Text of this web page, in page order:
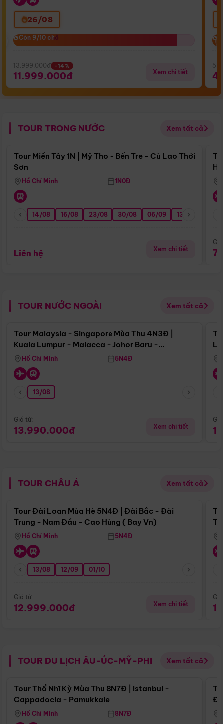
26/08
Còn 9/10 chỗ
Còn 9/10 chỗ
13.999.000đ -14%
11.999.000đ Xem chi tiết
TOUR TRONG NƯỚC Xem tất cả
Điểm nổi bật
Tour Miền Tây 1N | Mỹ Tho - Bến Tre - Cù Lao Thới
Sơn
Hồ Chí Minh 1N0Đ
14/08 16/08 23/08 30/08 06/09 13/09
Liên hệ Xem chi tiết
TOUR NƯỚC NGOÀI Xem tất cả
Điểm nổi bật
Tour Malaysia - Singapore Mùa Thu 4N3Đ |
Kuala Lumpur - Malacca - Johor Baru -
Singapore
Hồ Chí Minh 5N4Đ
13/08
Giá từ:
13.990.000đ Xem chi tiết
TOUR CHÂU Á Xem tất cả
Điểm nổi bật
Tour Đài Loan Mùa Hè 5N4Đ | Đài Bắc - Đài
Trung - Nam Đầu - Cao Hùng ( Bay Vn)
Hồ Chí Minh 5N4Đ
13/08 12/09 01/10
Giá từ:
12.999.000đ Xem chi tiết
TOUR DU LỊCH ÂU-ÚC-MỸ-PHI Xem tất cả
Điểm nổi bật
Tour Thổ Nhĩ Kỳ Mùa Thu 8N7Đ | Istanbul -
Cappadocia - Pamukkale
Hồ Chí Minh 8N7Đ